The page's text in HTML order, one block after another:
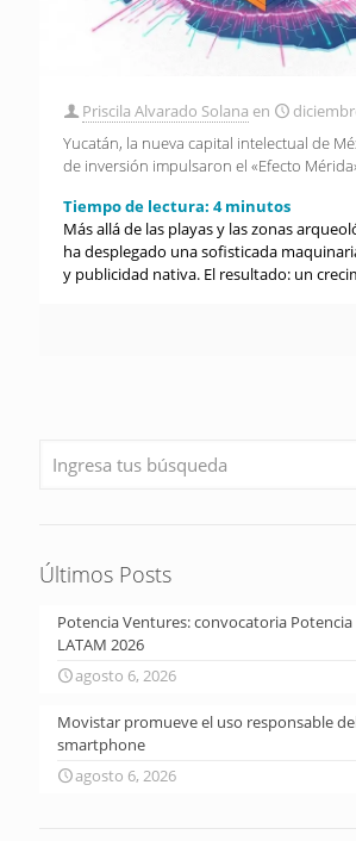
Priscila Alvarado Solana en
Yucatán, la nueva capital intelectual de
de inversión impulsaron el «Efecto
Tiempo de lectura: 4 minutos
Más allá de las playas y las zonas
ha desplegado una sofisticada
y publicidad nativa. El resultado: un
Últimos Posts
Potencia Ventures: convocatoria Potencia
LATAM 2026
agosto 6, 2026
Movistar promueve el uso responsable
smartphone
agosto 6, 2026